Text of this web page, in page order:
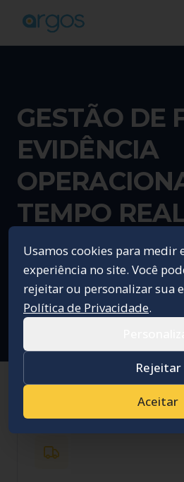
GESTÃO DE
EVIDÊNCIA
TEMPO
Para empresas de limpeza
transporte que precisam
resultado — não só
Usamos cookies para medir
experiência no site. Você
rejeitar ou personalizar sua
Política de Privacidade.
Rejeitar
Aceitar